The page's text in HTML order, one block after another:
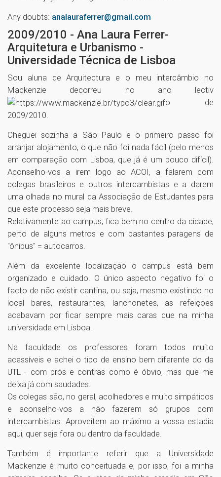
Any doubts: analauraferrer@gmail.com
2009/2010 - Ana Laura Ferrer-
Arquitetura e Urbanismo -
Universidade Técnica de Lisboa
Sou aluna de Arquitectura e o meu intercâmbio no
Mackenzie decorreu no ano lectiv
o de
2009/2010.
Cheguei sozinha a São Paulo e o primeiro passo foi
arranjar alojamento, o que não foi nada fácil (pelo menos
em comparação com Lisboa, que já é um pouco difícil).
Aconselho-vos a irem logo ao ACOI, a falarem com
colegas brasileiros e outros intercambistas e a darem
uma olhada no mural da Associação de Estudantes para
que este processo seja mais breve.
Relativamente ao campus, fica bem no centro da cidade,
perto de alguns metros e com bastantes paragens de
"ônibus" = autocarros.
Além da excelente localização o campus está bem
organizado e cuidado. O único aspecto negativo foi o
facto de não existir cantina, ou seja, mesmo existindo no
local bares, restaurantes, lanchonetes, as refeições
acabavam por ficar sempre mais caras que na minha
universidade em Lisboa.
Na faculdade os professores foram todos muito
acessíveis e achei o tipo de ensino bem diferente do da
UTL - com prós e contras como é óbvio, mas que me
deixa já com saudades.
Os colegas são, no geral, acolhedores e muito simpáticos
e aconselho-vos a não fazerem só grupos com
intercambistas. Aproveitem ao máximo a vossa estadia
aqui, quer seja fora ou dentro da faculdade.
Também é importante referir que a Universidade
Mackenzie é muito conceituada e, por isso, foi a minha